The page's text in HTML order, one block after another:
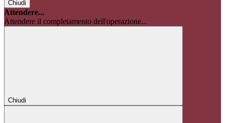
Chiudi
Attendere...
Attendere il completamento dell'operazione...
Chiudi